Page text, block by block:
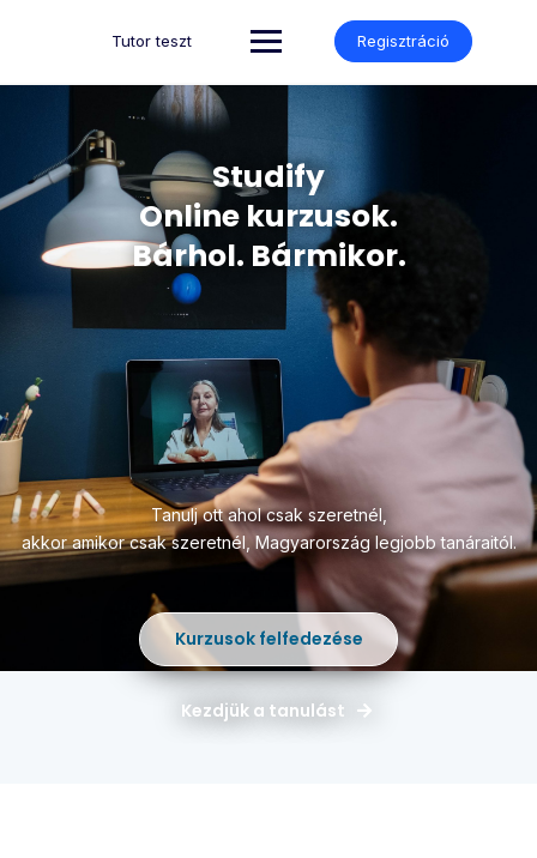
Tutor teszt Regisztráció
Studify
Online kurzusok.
Bárhol. Bármikor.
Tanulj ott ahol csak szeretnél,
akkor amikor csak szeretnél,Magyarország legjobb tanáraitól.
Kurzusok felfedezése
Kezdjük a tanulást